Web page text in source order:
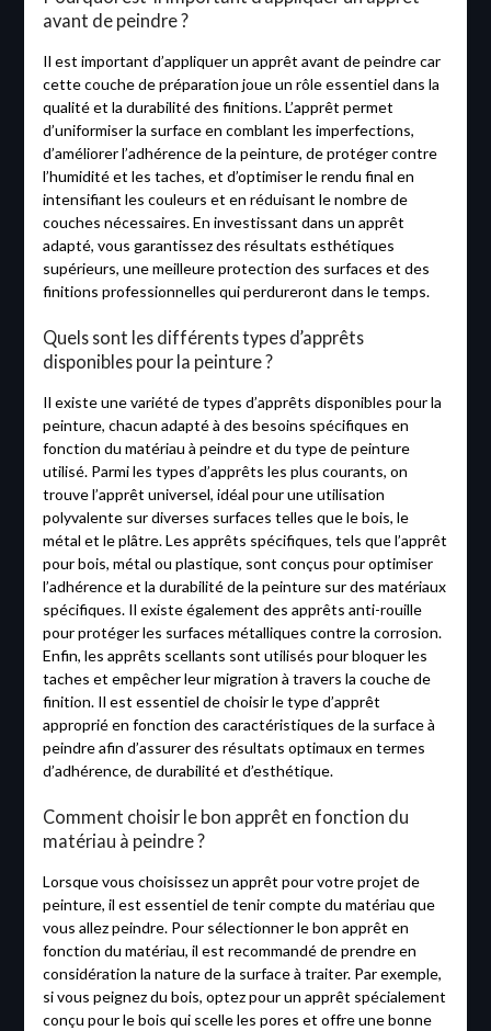
avant de peindre ?
Il est important d’appliquer un apprêt avant de peindre car
cette couche de préparation joue un rôle essentiel dans la
qualité et la durabilité des finitions. L’apprêt permet
d’uniformiser la surface en comblant les imperfections,
d’améliorer l’adhérence de la peinture, de protéger contre
l’humidité et les taches, et d’optimiser le rendu final en
intensifiant les couleurs et en réduisant le nombre de
couches nécessaires. En investissant dans un apprêt
adapté, vous garantissez des résultats esthétiques
supérieurs, une meilleure protection des surfaces et des
finitions professionnelles qui perdureront dans le temps.
Quels sont les différents types d’apprêts
disponibles pour la peinture ?
Il existe une variété de types d’apprêts disponibles pour la
peinture, chacun adapté à des besoins spécifiques en
fonction du matériau à peindre et du type de peinture
utilisé. Parmi les types d’apprêts les plus courants, on
trouve l’apprêt universel, idéal pour une utilisation
polyvalente sur diverses surfaces telles que le bois, le
métal et le plâtre. Les apprêts spécifiques, tels que l’apprêt
pour bois, métal ou plastique, sont conçus pour optimiser
l’adhérence et la durabilité de la peinture sur des matériaux
spécifiques. Il existe également des apprêts anti-rouille
pour protéger les surfaces métalliques contre la corrosion.
Enfin, les apprêts scellants sont utilisés pour bloquer les
taches et empêcher leur migration à travers la couche de
finition. Il est essentiel de choisir le type d’apprêt
approprié en fonction des caractéristiques de la surface à
peindre afin d’assurer des résultats optimaux en termes
d’adhérence, de durabilité et d’esthétique.
Comment choisir le bon apprêt en fonction du
matériau à peindre ?
Lorsque vous choisissez un apprêt pour votre projet de
peinture, il est essentiel de tenir compte du matériau que
vous allez peindre. Pour sélectionner le bon apprêt en
fonction du matériau, il est recommandé de prendre en
considération la nature de la surface à traiter. Par exemple,
si vous peignez du bois, optez pour un apprêt spécialement
conçu pour le bois qui scelle les pores et offre une bonne